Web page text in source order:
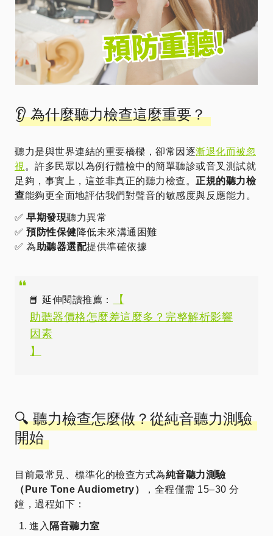
👂 為什麼聽力檢查這麼重要？
聽力是與世界連結的重要橋樑，卻常因逐漸退化而被忽
視 。許多民眾以為例行體檢中的簡單聽診或音叉測試就
足夠，事實上，這並非真正的聽力檢查。 正規的聽力檢
查能夠更全面地評估我們對聲音的敏感度與反應能力。
✅ 早期發現聽力異常
✅ 預防性保健降低未來溝通困難
✅ 為助聽器選配提供準確依據
📘 延伸閱讀推薦：
【
助聽器價格怎麼差這麼多？完整解析影響
因素
】
🔍 聽力檢查怎麼做？從純音聽力測驗
開始
目前最常見、標準化的檢查方式為純音聽力測驗
（Pure Tone Audiometry）
，全程僅需 15–30 分
鐘，過程如下：
進入 隔音聽力室